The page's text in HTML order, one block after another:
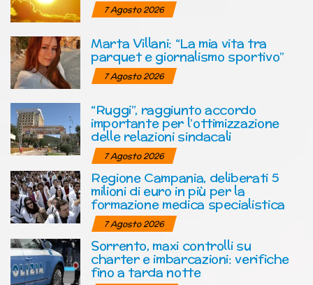
7 Agosto 2026
Marta Villani: “La mia vita tra
parquet e giornalismo sportivo”
7 Agosto 2026
“Ruggi”, raggiunto accordo
importante per l’ottimizzazione
delle relazioni sindacali
7 Agosto 2026
Regione Campania, deliberati 5
milioni di euro in più per la
formazione medica specialistica
7 Agosto 2026
Sorrento, maxi controlli su
charter e imbarcazioni: verifiche
fino a tarda notte